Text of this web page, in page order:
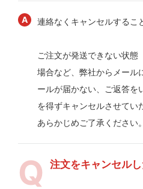
連絡なくキャンセルするこ
ご注文が発送できない状態
場合など、弊社からメール
ールが届かない、ご返答を
を得ずキャンセルさせてい
あらかじめご了承ください。
注文をキャンセル